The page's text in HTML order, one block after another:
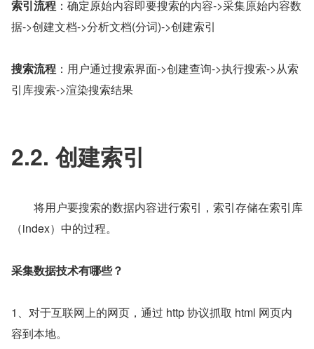
索引流程 ：确定原始内容即要搜索的内容->采集原始内容数
据->创建文档->分析文档(分词)->创建索引
搜索流程 ：用户通过搜索界面->创建查询->执行搜索->从索
引库搜索->渲染搜索结果
2.2. 创建索引
将用户要搜索的数据内容进行索引，索引存储在索引库
（index）中的过程。
采集数据技术有哪些？
1、对于互联网上的网页，通过 http 协议抓取 html 网页内
容到本地。